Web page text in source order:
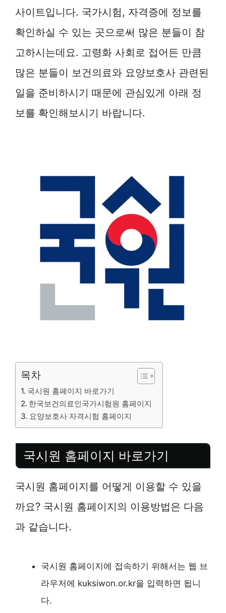
사이트입니다. 국가시험, 자격증에 정보를
확인하실 수 있는 곳으로써 많은 분들이 참
고하시는데요. 고령화 사회로 접어든 만큼
많은 분들이 보건의료와 요양보호사 관련된
일을 준비하시기 때문에 관심있게 아래 정
보를 확인해보시기 바랍니다.
목차
국시원 홈페이지 바로가기
한국보건의료인국가시험원 홈페이지
요양보호사 자격시험 홈페이지
국시원 홈페이지 바로가기
국시원 홈페이지를 어떻게 이용할 수 있을
까요? 국시원 홈페이지의 이용방법은 다음
과 같습니다.
국시원 홈페이지에 접속하기 위해서는 웹 브
라우저에 kuksiwon.or.kr을 입력하면 됩니
다.